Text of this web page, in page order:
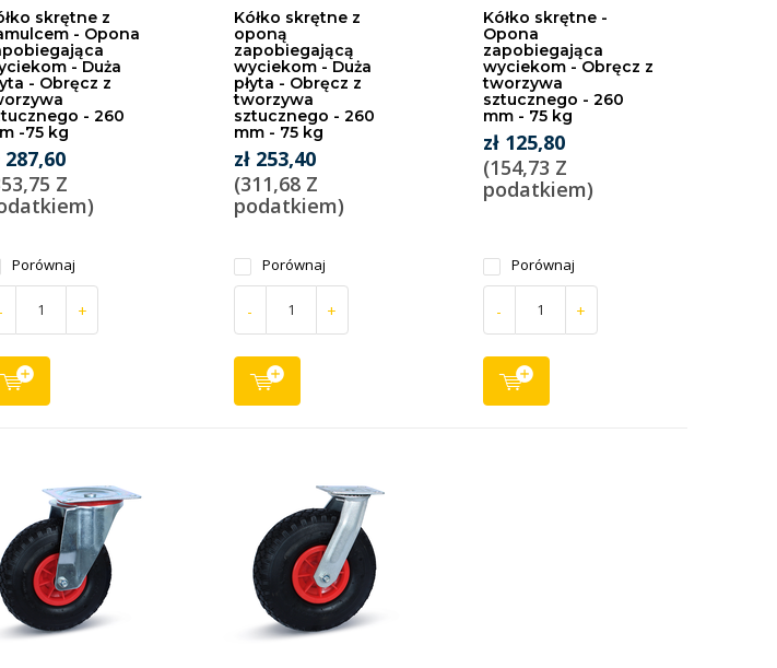
skrętne z
- Opona
- Duża
- Obręcz z
- 260
-75 kg
287,60
Z
Porównaj
- +
Kółko skrętne z
oponą
zapobiegającą
wyciekom - Duża
płyta - Obręcz z
tworzywa
sztucznego - 260
mm - 75 kg
zł 253,40
(311,68 Z
podatkiem)
Porównaj
- +
Kółko skrętne -
Opona
zapobiegająca
wyciekom - Obręcz z
tworzywa
sztucznego - 260
mm - 75 kg
zł 125,80
(154,73 Z
podatkiem)
Porównaj
- +